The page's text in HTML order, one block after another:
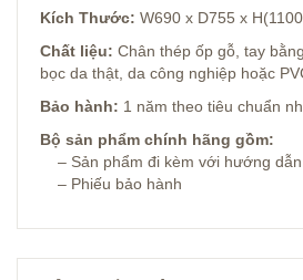
Kích Thước: W690 x D755 x
Chất liệu: Chân thép ốp gỗ, tay
bọc da thật, da công nghiệp hoặc
Bảo hành: 1 năm theo tiêu chuẩn
Bộ sản phẩm chính hãng gồm:
– Sản phẩm đi kèm với hướng dẫn
– Phiếu bảo hành